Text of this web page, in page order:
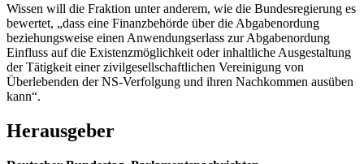
Wissen will die Fraktion unter anderem, wie die Bundesregierung es
bewertet, „dass eine Finanzbehörde über die Abgabenordung
beziehungsweise einen Anwendungserlass zur Abgabenordung
Einfluss auf die Existenzmöglichkeit oder inhaltliche Ausgestaltung
der Tätigkeit einer zivilgesellschaftlichen Vereinigung von
Überlebenden der NS-Verfolgung und ihren Nachkommen ausüben
kann“.
Herausgeber